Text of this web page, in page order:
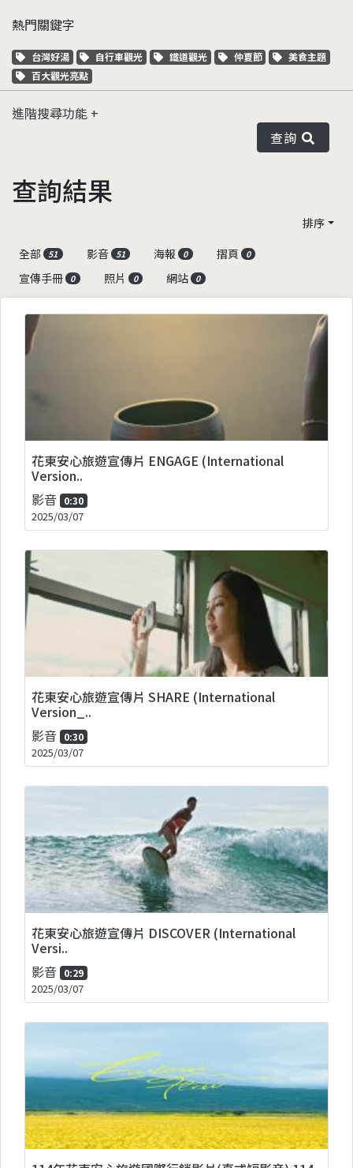
熱門關鍵字
關鍵字標籤
台灣好湯 關鍵字標籤
自行車觀光 關鍵字標籤
鐵道觀光 關鍵字標籤
仲夏節 關鍵字標籤
美食主題
關鍵字標籤
百大觀光亮點
進階搜尋功能
查詢
查詢結果
排序
全部
51 影音 51 海報 0 摺頁 0
宣傳手冊 0 照片 0 網站 0
花東安心旅遊宣傳片 ENGAGE (International
Version..
影音 0:30
2025/03/07
花東安心旅遊宣傳片 SHARE (International
Version_..
影音 0:30
2025/03/07
花東安心旅遊宣傳片 DISCOVER (International
Versi..
影音 0:29
2025/03/07